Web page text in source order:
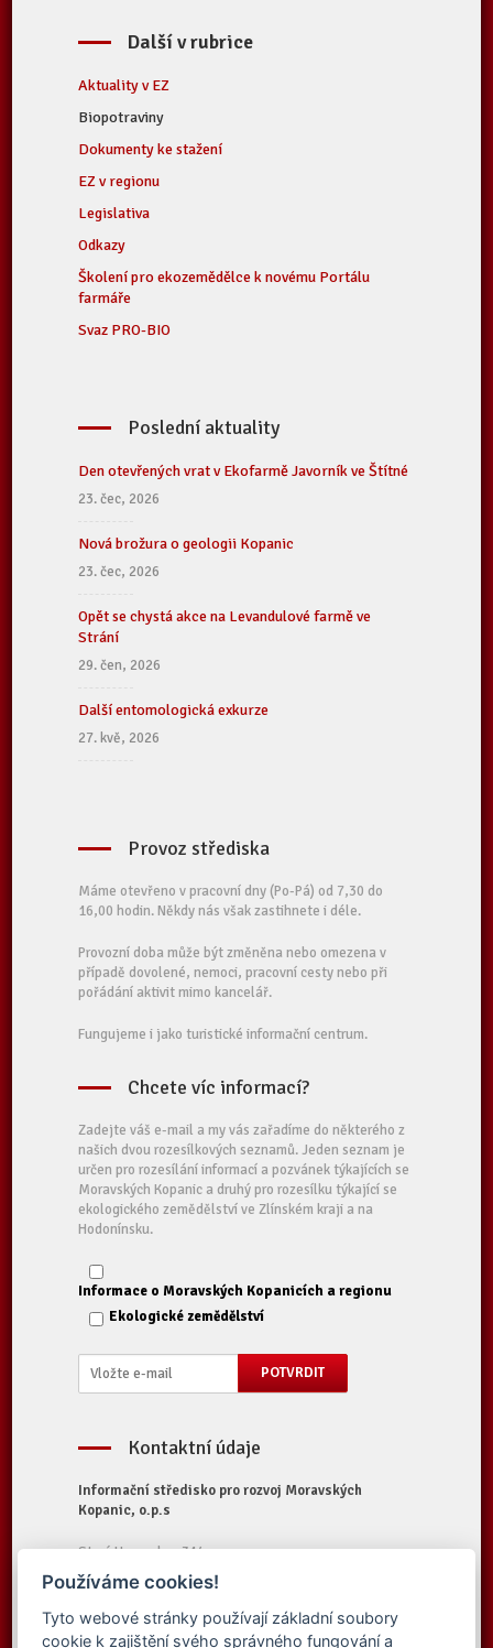
Další v rubrice
Aktuality v EZ
Biopotraviny
Dokumenty ke stažení
EZ v regionu
Legislativa
Odkazy
Školení pro ekozemědělce k novému Portálu
farmáře
Svaz PRO-BIO
Poslední aktuality
Den otevřených vrat v Ekofarmě Javorník ve Štítné
23. čec, 2026
Nová brožura o geologii Kopanic
23. čec, 2026
Opět se chystá akce na Levandulové farmě ve
Strání
29. čen, 2026
Další entomologická exkurze
27. kvě, 2026
Provoz střediska
Máme otevřeno v pracovní dny (Po-Pá) od 7,30 do
16,00 hodin. Někdy nás však zastihnete i déle.
Provozní doba může být změněna nebo omezena v
případě dovolené, nemoci, pracovní cesty nebo při
pořádání aktivit mimo kancelář.
Fungujeme i jako turistické informační centrum.
Chcete víc informací?
Zadejte váš e-mail a my vás zařadíme do některého z
našich dvou rozesílkových seznamů. Jeden seznam je
určen pro rozesílání informací a pozvánek týkajících se
Moravských Kopanic a druhý pro rozesílku týkající se
ekologického zemědělství ve Zlínském kraji a na
Hodonínsku.
Informace o Moravských Kopanicích a regionu
Ekologické zemědělství
Kontaktní údaje
Informační středisko pro rozvoj Moravských
Kopanic, o.p.s
Starý Hrozenkov 314
687 74 Starý Hrozenkov
Tel.:+420 572 696 323
E-mail:
iskopanice@iskopanice.cz
Používáme cookies!
Tyto webové stránky používají základní soubory
cookie k zajištění svého správného fungování a